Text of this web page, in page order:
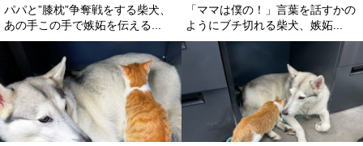
パパと”膝枕”争奪戦をする柴犬、
あの手この手で嫉妬を伝える...
「ママは僕の！」言葉を話すかの
ようにブチ切れる柴犬、嫉妬...